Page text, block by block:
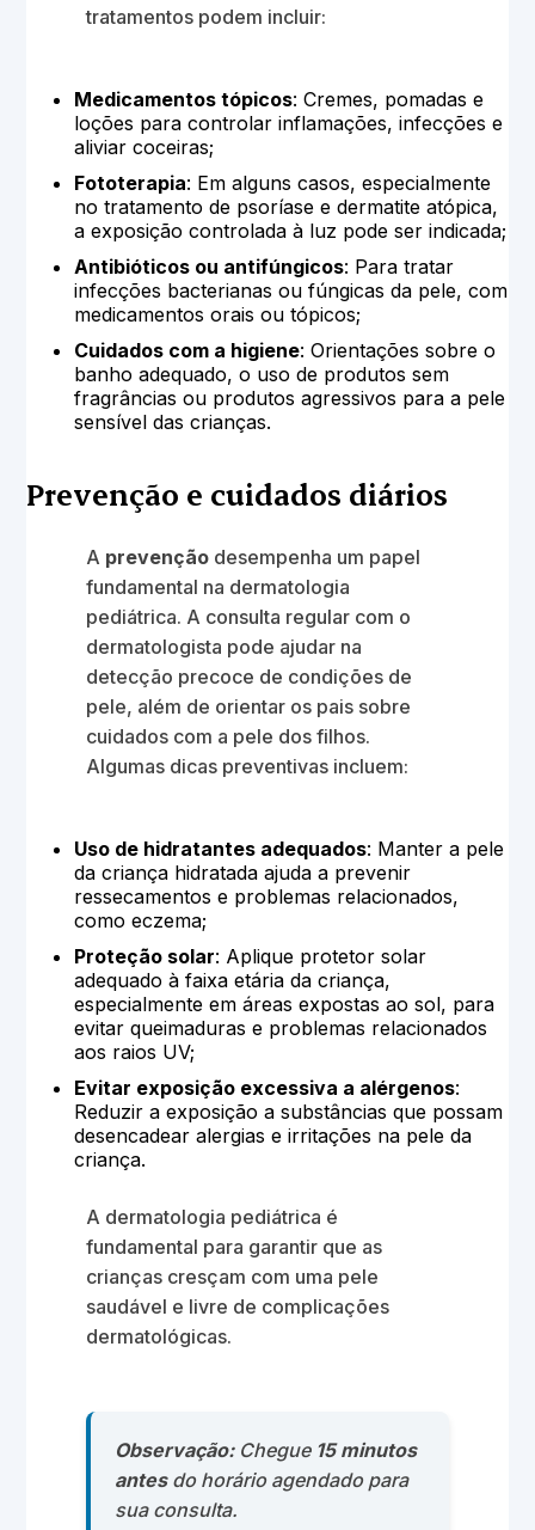
tratamentos podem incluir:
Medicamentos tópicos: Cremes, pomadas e
loções para controlar inflamações, infecções e
aliviar coceiras;
Fototerapia: Em alguns casos, especialmente
no tratamento de psoríase e dermatite atópica,
a exposição controlada à luz pode ser indicada;
Antibióticos ou antifúngicos: Para tratar
infecções bacterianas ou fúngicas da pele, com
medicamentos orais ou tópicos;
Cuidados com a higiene: Orientações sobre o
banho adequado, o uso de produtos sem
fragrâncias ou produtos agressivos para a pele
sensível das crianças.
Prevenção e cuidados diários
A prevenção desempenha um papel
fundamental na dermatologia
pediátrica. A consulta regular com o
dermatologista pode ajudar na
detecção precoce de condições de
pele, além de orientar os pais sobre
cuidados com a pele dos filhos.
Algumas dicas preventivas incluem:
Uso de hidratantes adequados: Manter a pele
da criança hidratada ajuda a prevenir
ressecamentos e problemas relacionados,
como eczema;
Proteção solar: Aplique protetor solar
adequado à faixa etária da criança,
especialmente em áreas expostas ao sol, para
evitar queimaduras e problemas relacionados
aos raios UV;
Evitar exposição excessiva a alérgenos:
Reduzir a exposição a substâncias que possam
desencadear alergias e irritações na pele da
criança.
A dermatologia pediátrica é
fundamental para garantir que as
crianças cresçam com uma pele
saudável e livre de complicações
dermatológicas.
Observação:Chegue 15 minutos
antesdo horário agendado para
sua consulta.